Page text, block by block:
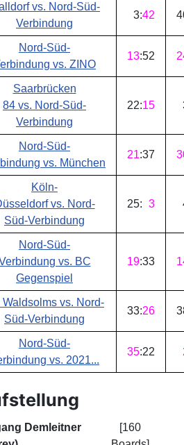
vs. Nord-Süd-
Verbindung
3:42
Nord-Süd-
vs. ZINO
13:52
Saarbrücken
84 vs. Nord-Süd-
Verbindung
22:15
Nord-Süd-
vs. München
21:37
Köln-
vs. Nord-
Süd-Verbindung
25: 3
Nord-Süd-
vs. BC
Gegenspiel
19:33
Waldsolms vs. Nord-
Süd-Verbindung
33:26
Nord-Süd-
vs. 2021...
35:22
Demleitner
[160